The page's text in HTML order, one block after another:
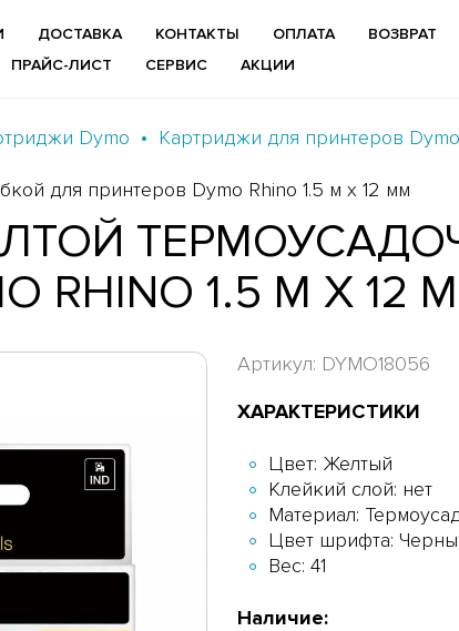
ДОСТАВКА КОНТАКТЫ ОПЛАТА
ВОЗВРАТ
ПРАЙС-ЛИСТ СЕРВИС АКЦИИ
Dymo Картриджи для принтеров
для принтеров Dymo Rhino 1.5 м x 12 мм
RHINO 1.5 М X 12
Артикул: DYMO18056
ХАРАКТЕРИСТИКИ
Цвет: Желтый
Клейкий слой: нет
Материал:
Цвет шрифта:
Вес: 41
Наличие: